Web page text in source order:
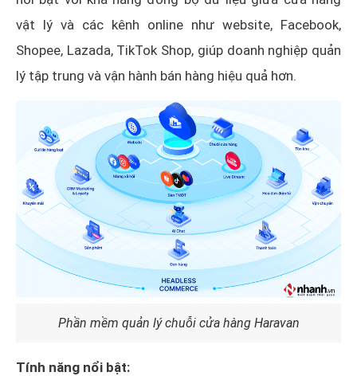
vật lý và các kênh online như website, Facebook,
Shopee, Lazada, TikTok Shop, giúp doanh nghiệp quản
lý tập trung và vận hành bán hàng hiệu quả hơn.
Phần mềm quản lý chuỗi cửa hàng Haravan
Tính năng nổi bật: